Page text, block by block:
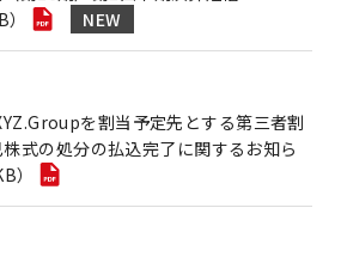
）
を割当予定先とする第三者割
式の処分の払込完了に関するお知ら
）